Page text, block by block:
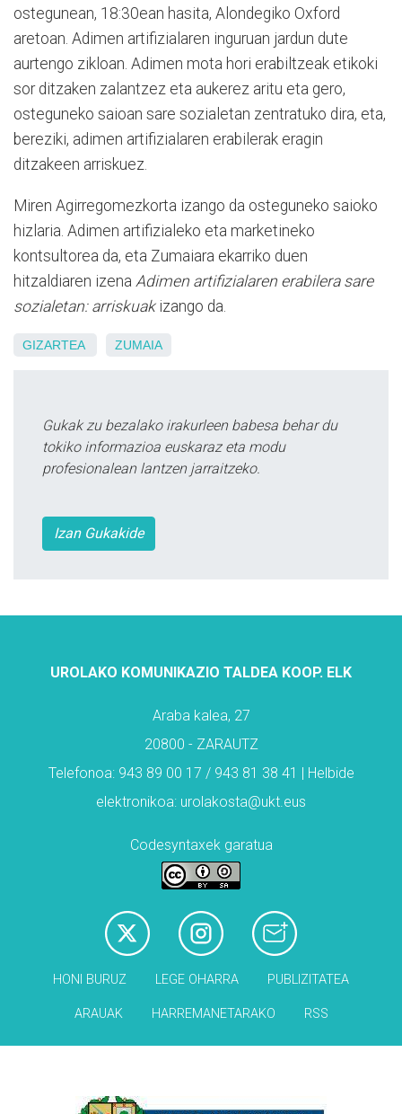
ostegunean, 18:30ean hasita, Alondegiko Oxford
aretoan. Adimen artifizialaren inguruan jardun dute
aurtengo zikloan. Adimen mota hori erabiltzeak etikoki
sor ditzaken zalantzez eta aukerez aritu eta gero,
osteguneko saioan sare sozialetan zentratuko dira, eta,
bereziki, adimen artifizialaren erabilerak eragin
ditzakeen arriskuez.
Miren Agirregomezkorta izango da osteguneko saioko
hizlaria. Adimen artifizialeko eta marketineko
kontsultorea da, eta Zumaiara ekarriko duen
hitzaldiaren izena Adimen artifizialaren erabilera sare
sozialetan: arriskuakizango da.
GIZARTEA ZUMAIA
Gukak zu bezalako irakurleen babesa behar du
tokiko informazioa euskaraz eta modu
profesionalean lantzen jarraitzeko.
Izan Gukakide
UROLAKO KOMUNIKAZIO TALDEA KOOP. ELK
Araba kalea, 27
20800 - ZARAUTZ
Telefonoa: 943 89 00 17 / 943 81 38 41 | Helbide
elektronikoa: urolakosta@ukt.eus
Codesyntaxek garatua
HONI BURUZ LEGE OHARRA PUBLIZITATEA
ARAUAK HARREMANETARAKO RSS